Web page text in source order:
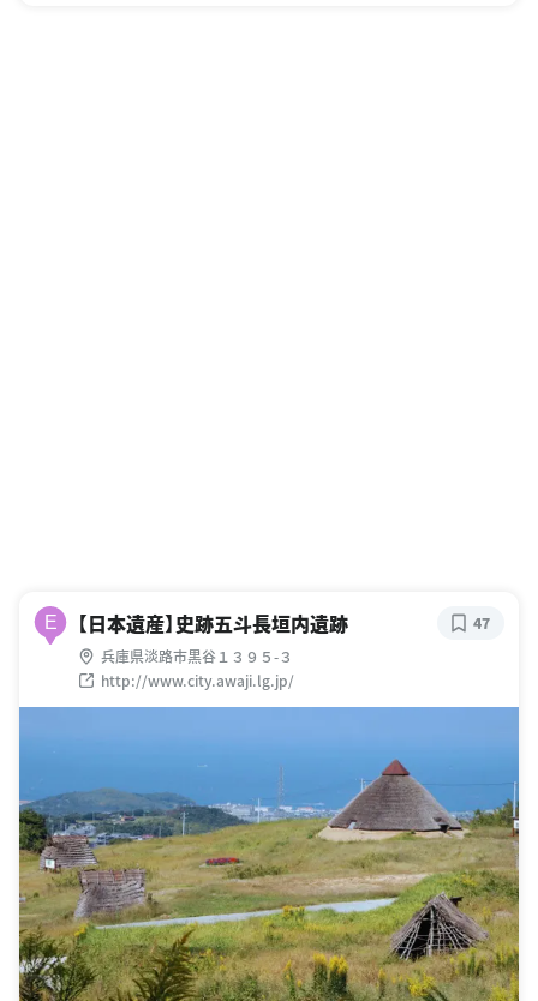
E 【日本遺産】史跡五斗長垣内遺跡
兵庫県淡路市黒谷１３９５-３
http://www.city.awaji.lg.jp/
47